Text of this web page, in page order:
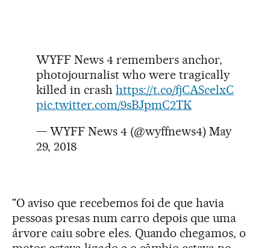
WYFF News 4 remembers anchor,
photojournalist who were tragically
killed in crash https://t.co/fjCAScelxC
pic.twitter.com/9sBJpmC2TK
— WYFF News 4 (@wyffnews4) May
29, 2018
"O aviso que recebemos foi de que havia
pessoas presas num carro depois que uma
árvore caiu sobre eles. Quando chegamos, o